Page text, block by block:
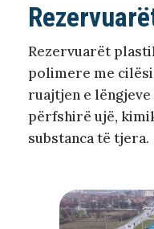
Rezervuarët
polimere me
ruajtjen e
përfshirë ujë,
substanca të tjera.